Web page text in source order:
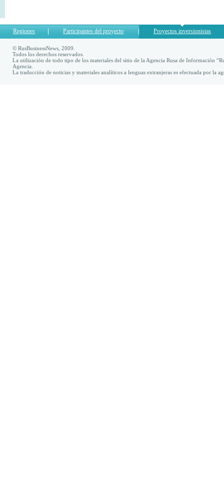
Regiones Participantes del proyecto Proyectos inversionistas
© RusBusinessNews, 2009.
Todos los derechos reservados.
La utilización de todo tipo de los materiales del sitio de la Agencia Rusa de Información
Agencia.
La traducción de noticias y materiales analíticos a lenguas extranjeras es efectuada por la